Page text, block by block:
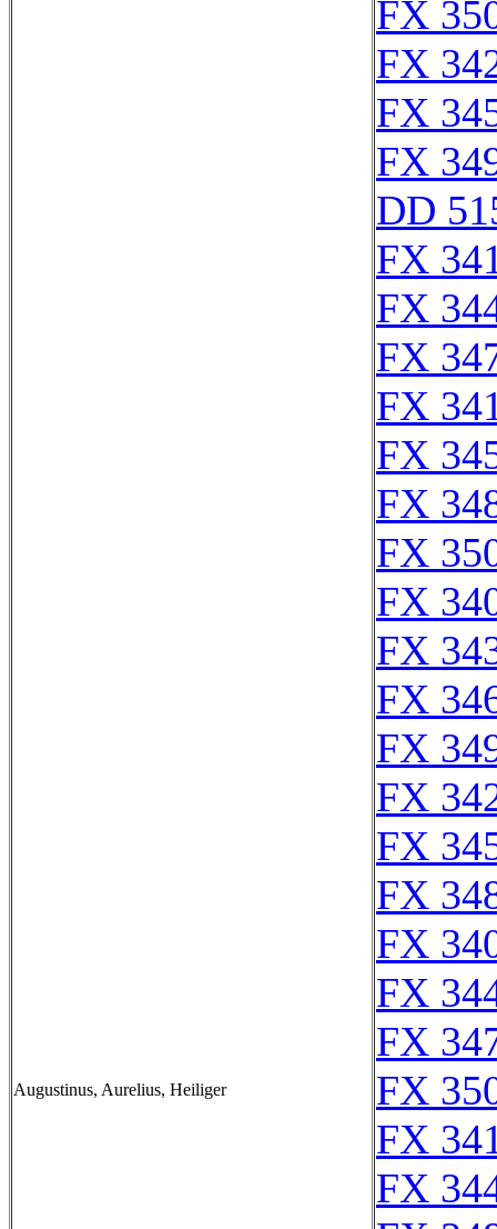
Augustinus, Aurelius, Heiliger
FX
FX
FX
FX
DD
FX
FX
FX
FX
FX
FX
FX
FX
FX
FX
FX
FX
FX
FX
FX
FX
FX
FX
FX
FX